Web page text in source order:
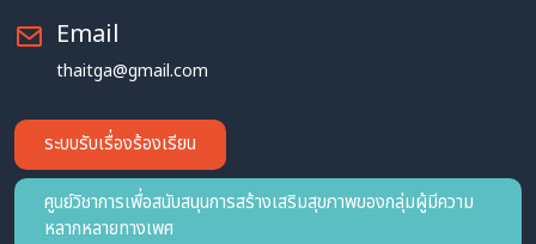
Email
thaitga@gmail.com
ระบบรับเรื่องร้องเรียน
ศูนย์วิชาการเพื่อสนับสนุนการสร้างเสริมสุขภาพของกลุ่มผู้มีความ
หลากหลายทางเพศ